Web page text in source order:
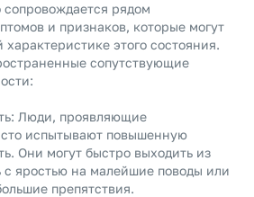
сопровождается рядом
и признаков, которые могут
этого состояния.
сопутствующие
Люди, проявляющие
испытывают повышенную
Они могут быстро выходить из
с яростью на малейшие поводы или
препятствия.